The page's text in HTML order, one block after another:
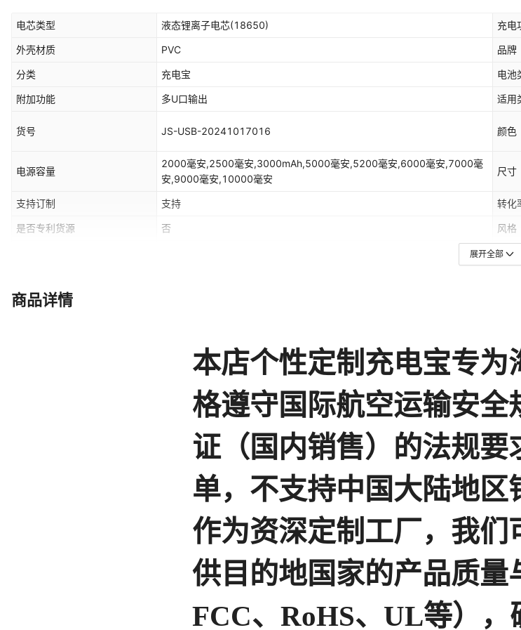
电芯类型 液态锂离子电芯(18650) 充电
外壳材质 PVC 品牌
分类 充电宝 电池
附加功能 多U口输出 适用
货号 JS-USB-20241017016 颜色
电源容量
2000毫安,2500毫安,3000mAh,5000毫安,5200毫安,6000毫安,7000毫
安,9000毫安,10000毫安
尺寸
支持订制 支持 转化
是否专利货源 否 风格
额定
最大输出功率
展开全部
商品详情